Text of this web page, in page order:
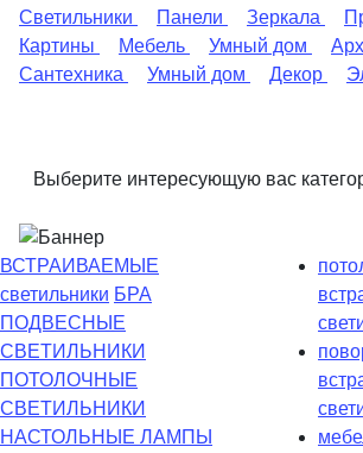
Светильники Панели Зеркала
Картины
Мебель Умный дом
Сантехника
Умный дом Декор
Выберите интересующую вас
ВСТРАИВАЕМЫЕ
светильники БРА
ПОДВЕСНЫЕ
СВЕТИЛЬНИКИ
ПОТОЛОЧНЫЕ
СВЕТИЛЬНИКИ
НАСТОЛЬНЫЕ ЛАМПЫ